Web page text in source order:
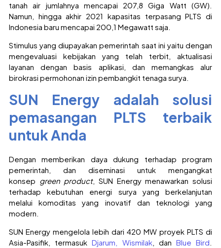
tanah air jumlahnya mencapai 207,8 Giga Watt (GW).
Namun, hingga akhir 2021 kapasitas terpasang PLTS di
Indonesia baru mencapai 200,1 Megawatt saja.
Stimulus yang diupayakan pemerintah saat ini yaitu dengan
mengevaluasi kebijakan yang telah terbit, aktualisasi
layanan dengan basis aplikasi, dan memangkas alur
birokrasi permohonan izin pembangkit tenaga surya.
SUN Energy adalah solusi
pemasangan PLTS terbaik
untuk Anda
Dengan memberikan daya dukung terhadap program
pemerintah, dan diseminasi untuk mengangkat
konsep green product, SUN Energy menawarkan solusi
terhadap kebutuhan energi surya yang berkelanjutan
melalui komoditas yang inovatif dan teknologi yang
modern.
SUN Energy mengelola lebih dari 420 MW proyek PLTS di
Asia-Pasifik, termasukDjarum , Wismilak, dan Blue Bird.